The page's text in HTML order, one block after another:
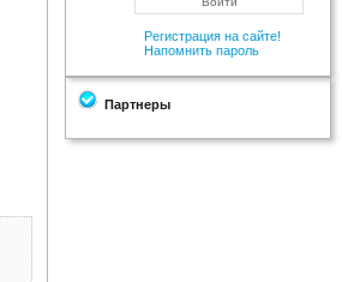
Регистрация на сайте!
Напомнить пароль
Партнеры